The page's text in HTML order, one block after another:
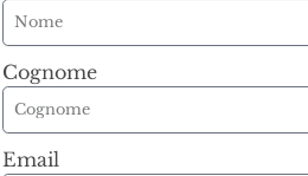
Cognome
Email